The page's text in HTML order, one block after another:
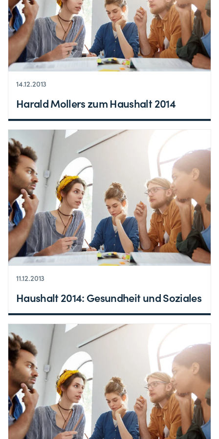
14.12.2013
Harald Mollers zum Haushalt 2014
11.12.2013
Haushalt 2014: Gesundheit und Soziales